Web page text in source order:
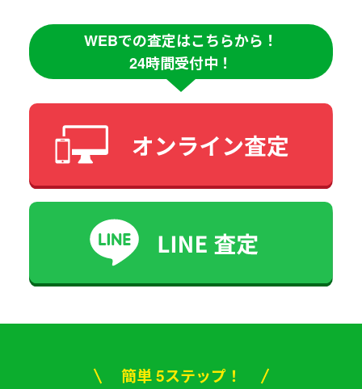
WEBでの査定はこちらから！
24時間受付中！
簡単 5ステップ！